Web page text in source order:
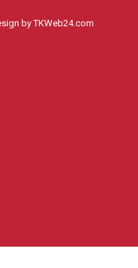
by TKWeb24.com